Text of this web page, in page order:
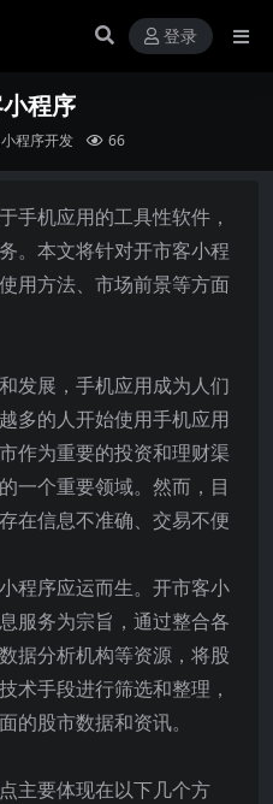
登录
程序
小程序开发 66
手机应用的工具性软件，
。本文将针对开市客小程
用方法、市场前景等方面
发展，手机应用成为人们
多的人开始使用手机应用
作为重要的投资和理财渠
一个重要领域。然而，目
在信息不准确、交易不便
程序应运而生。开市客小
服务为宗旨，通过整合各
据分析机构等资源，将股
术手段进行筛选和整理，
的股市数据和资讯。
主要体现在以下几个方